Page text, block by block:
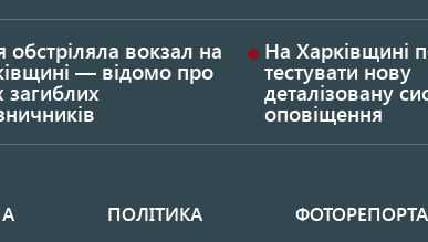
обстріляла вокзал на
— відомо про
загиблих
На Харківщині
тестувати нову
деталізовану
оповіщення
ПОЛІТИКА